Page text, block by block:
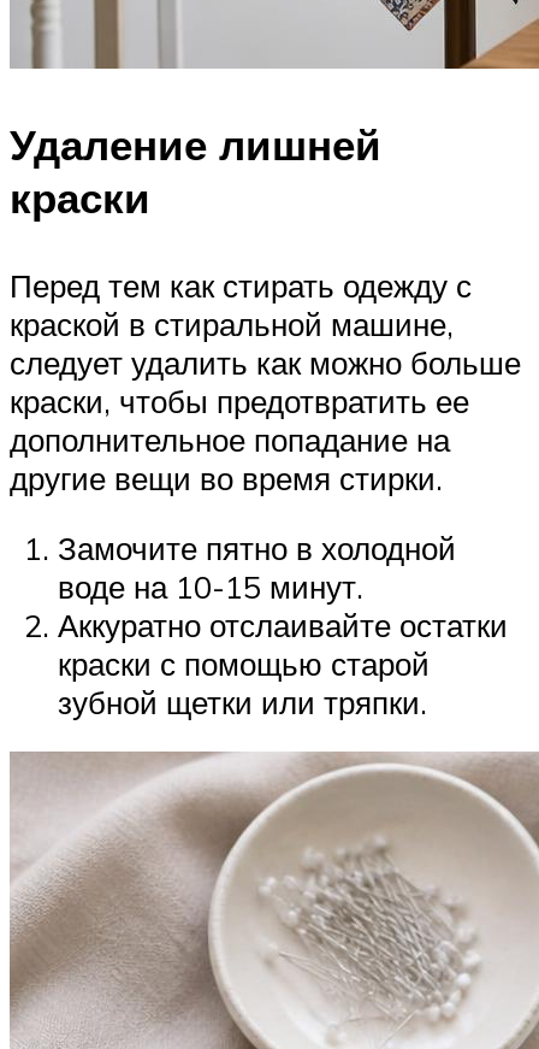
Удаление лишней
краски
Перед тем как стирать одежду с
краской в стиральной машине,
следует удалить как можно больше
краски, чтобы предотвратить ее
дополнительное попадание на
другие вещи во время стирки.
Замочите пятно в холодной
воде на 10-15 минут.
Аккуратно отслаивайте остатки
краски с помощью старой
зубной щетки или тряпки.